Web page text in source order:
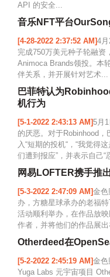
API 的安全...
音乐NFT平台
[4-28-2022 2:37:52 AM]4
完成750万美元种子轮融资
Animoca Brands领投。本
伴关系，并开展针对艺术...
巴菲特认为
机行为
[5-1-2022 2:43:13 AM]5月
的厌恶。对于Robinhood
入“短期的投机“，“我觉得
们遭到报应”，并表示自己
网易LOFTER携手推
[5-3-2022 2:47:09 AM]金色
办，方糖星球承办的老福
活动顺利举办，在作品放
作者，并将他们的作品展出
Otherdeed在
[5-2-2022 2:45:19 AM]金色
Yuga Labs 元宇宙项目